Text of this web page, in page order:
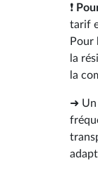
❗
tarif
Pour
la
la
➜ Un